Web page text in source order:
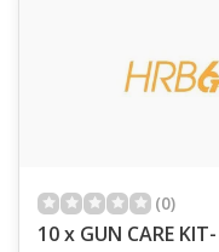
(0)
10 x GUN CARE